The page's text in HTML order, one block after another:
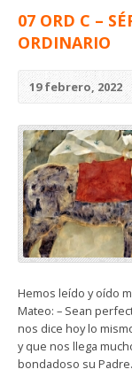
07 ORD C –
ORDINARIO
19 febrero, 2022
Hemos leído y oído
Mateo: – Sean
nos dice hoy lo
y que nos llega
bondadoso su